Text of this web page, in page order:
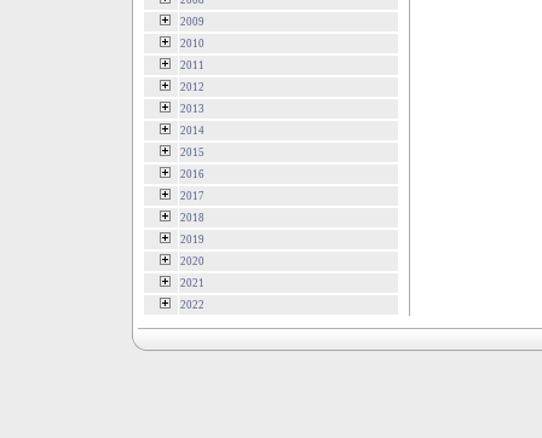
2009
2010
2011
2012
2013
2014
2015
2016
2017
2018
2019
2020
2021
2022